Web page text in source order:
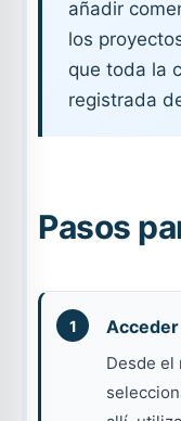
añadir
los
que toda la
registrada
Pasos
Desde el